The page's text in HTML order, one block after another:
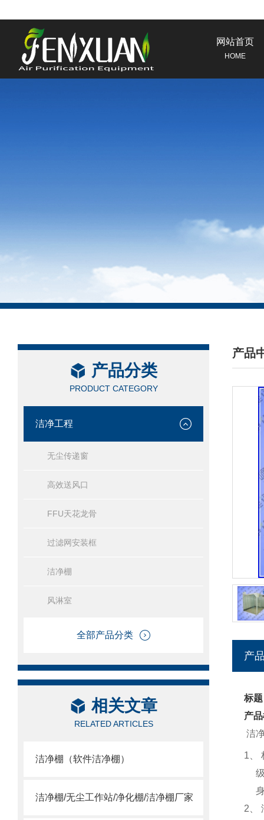
网站首页
HOME
产品分类
PRODUCT CATEGORY
洁净工程
无尘传递窗
高效送风口
FFU天花龙骨
过滤网安装框
洁净棚
风淋室
全部产品分类
相关文章
RELATED ARTICLES
洁净棚（软件洁净棚）
洁净棚/无尘工作站/净化棚/洁净棚厂家
产品
/
产
标
产
洁
1
2